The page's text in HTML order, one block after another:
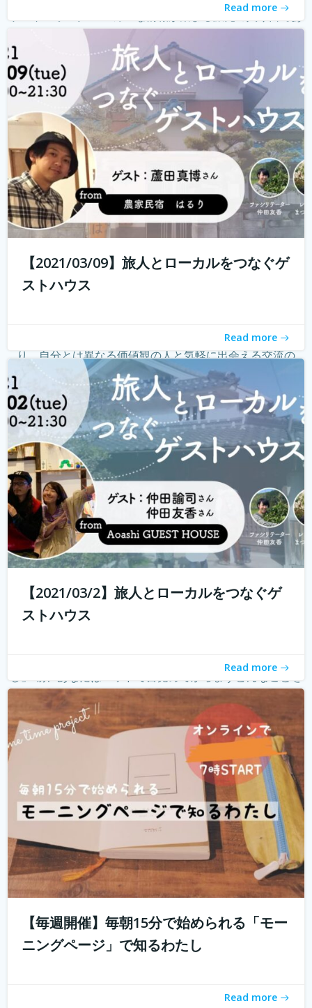
Read more
ゲストハウス。 ローカルな情報が集まる旅先の入り口であ
り、自分とは異なる価値観の人と気軽に出会える交流の
場。 しかし、コロナウィルスの影響で、交流できるゲスト
ハウスに実際に行けることが少なくなり、寂しく感じてい
る旅人もたくさんいらっしゃると... 続きを読む
【2021/03/09】旅人とローカルをつなぐゲ
ストハウス
Read more
ゲストハウス。 ローカルな情報が集まる旅先の入り口であ
り、自分とは異なる価値観の人と気軽に出会える交流の
場。 しかし、コロナウィルスの影響で、交流できるゲスト
ハウスに実際に行けることが少なくなり、寂しく感じてい
る旅人もたくさんいらっしゃると...続きを読む
【2021/03/2】旅人とローカルをつなぐゲ
ストハウス
Read more
考えていますか？ 「今日やることってなんだったっけ？」
「とりあえず用事を済ませないと」 起きたときに思い出す
ことのなかでどれくらいが「...続きを読む
【毎週開催】毎朝15分で始められる「モー
ニングページ」で知るわたし
Read more
ちそうが詰まった１箱がおうちに届く。「旅のしおり」も